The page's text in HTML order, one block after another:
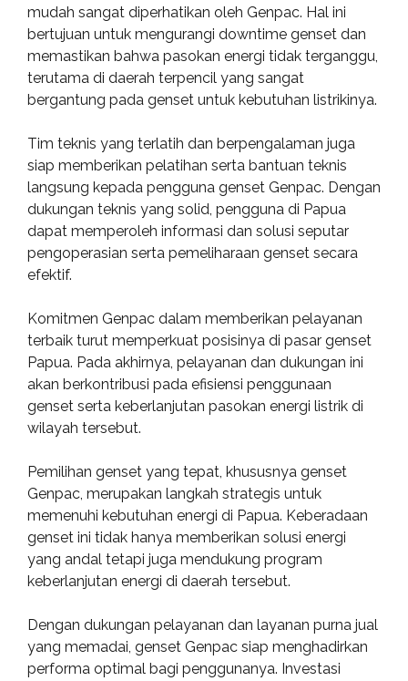
mudah sangat diperhatikan oleh Genpac. Hal ini
bertujuan untuk mengurangi downtime genset dan
memastikan bahwa pasokan energi tidak terganggu,
terutama di daerah terpencil yang sangat
bergantung pada genset untuk kebutuhan listrikinya.
Tim teknis yang terlatih dan berpengalaman juga
siap memberikan pelatihan serta bantuan teknis
langsung kepada pengguna genset Genpac. Dengan
dukungan teknis yang solid, pengguna di Papua
dapat memperoleh informasi dan solusi seputar
pengoperasian serta pemeliharaan genset secara
efektif.
Komitmen Genpac dalam memberikan pelayanan
terbaik turut memperkuat posisinya di pasar genset
Papua. Pada akhirnya, pelayanan dan dukungan ini
akan berkontribusi pada efisiensi penggunaan
genset serta keberlanjutan pasokan energi listrik di
wilayah tersebut.
Pemilihan genset yang tepat, khususnya genset
Genpac, merupakan langkah strategis untuk
memenuhi kebutuhan energi di Papua. Keberadaan
genset ini tidak hanya memberikan solusi energi
yang andal tetapi juga mendukung program
keberlanjutan energi di daerah tersebut.
Dengan dukungan pelayanan dan layanan purna jual
yang memadai, genset Genpac siap menghadirkan
performa optimal bagi penggunanya. Investasi